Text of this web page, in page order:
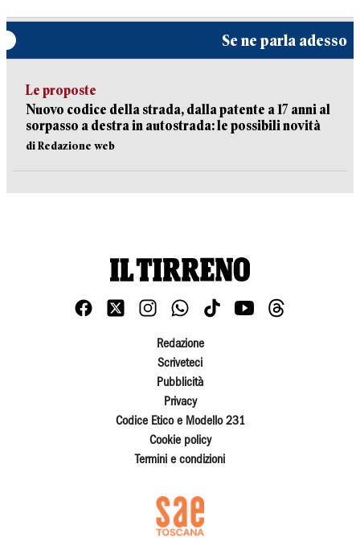
Se ne parla adesso
Le proposte
Nuovo codice della strada, dalla patente a 17 anni al
sorpasso a destra in autostrada: le possibili novità
di Redazione web
Redazione
Scriveteci
Pubblicità
Privacy
Codice Etico e Modello 231
Cookie policy
Termini e condizioni